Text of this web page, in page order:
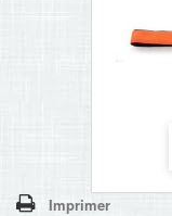
Imprimer